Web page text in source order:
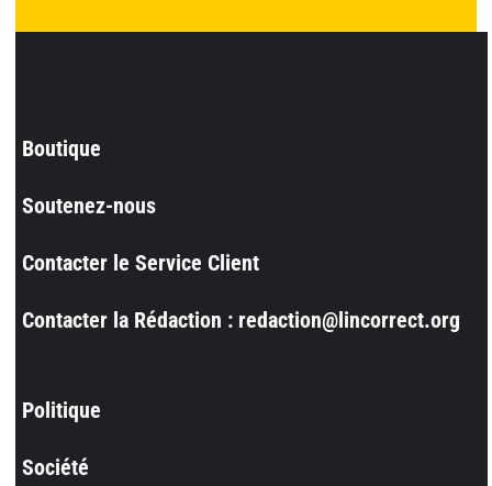
Boutique
Soutenez-nous
Contacter le Service Client
Contacter la Rédaction : redaction@lincorrect.org
Politique
Société